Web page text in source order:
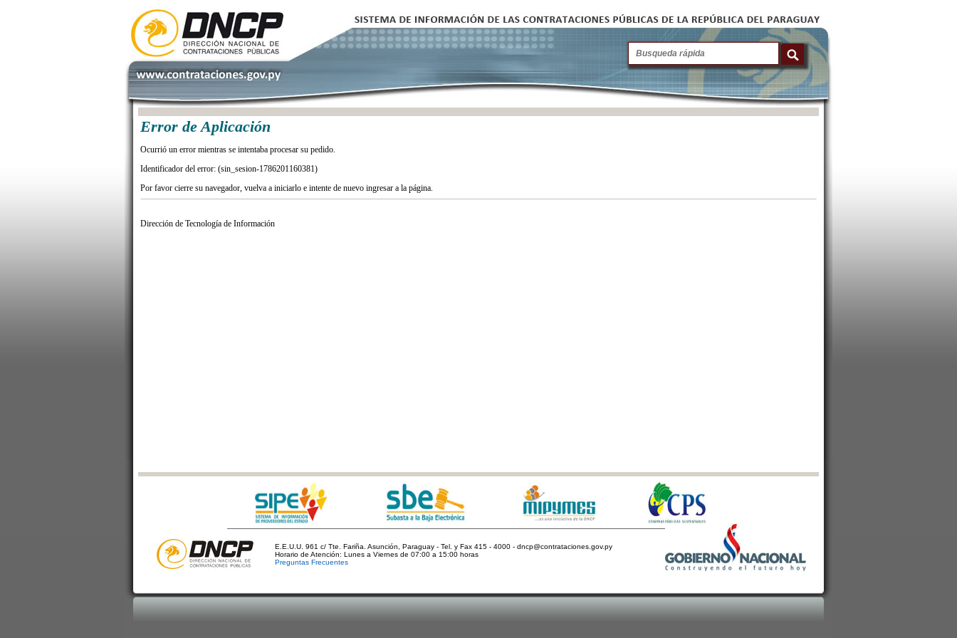
Error de Aplicación
Ocurrió un error mientras se intentaba procesar su pedido.
Identificador del error: (sin_sesion-1786201160381)
Por favor cierre su navegador, vuelva a iniciarlo e intente de nuevo ingresar a la página.
Dirección de Tecnología de Información
E.E.U.U. 961 c/ Tte. Fariña. Asunción, Paraguay - Tel. y Fax 415 - 4000 - dncp@contrataciones.gov.py
Horario de Atención: Lunes a Viernes de 07:00 a 15:00 horas
Preguntas Frecuentes